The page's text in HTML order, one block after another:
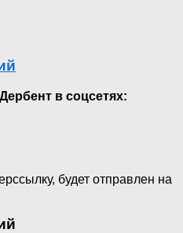
в соцсетях:
будет отправлен на